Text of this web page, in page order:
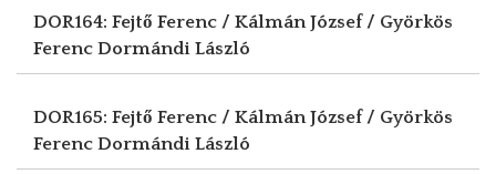
DOR164: Fejtő Ferenc / Kálmán József / Györkös
Ferenc Dormándi László
DOR165: Fejtő Ferenc / Kálmán József / Györkös
Ferenc Dormándi László